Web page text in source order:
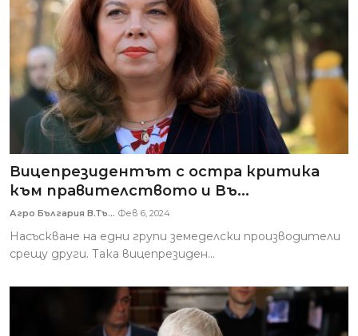
Вицепрезидентът с остра критика
към правителството и Въ...
Агро България В.Тъ... Фев 6, 2024
Насъскване на едни групи земеделски производители
срещу други. Така вицепрезиден...